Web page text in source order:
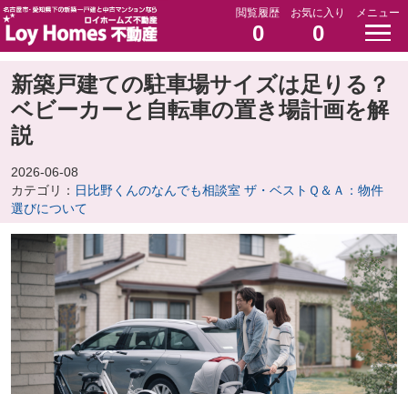
閲覧履歴
0
お気に入り
0
メニュー
新築戸建ての駐車場サイズは足りる？
ベビーカーと自転車の置き場計画を解
説
2026-06-08
カテゴリ： 日比野くんのなんでも相談室 ザ・ベストＱ＆Ａ：物件
選びについて